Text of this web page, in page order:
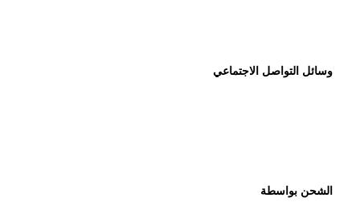
وسائل التواصل الاجتماعي
الشحن بواسطة